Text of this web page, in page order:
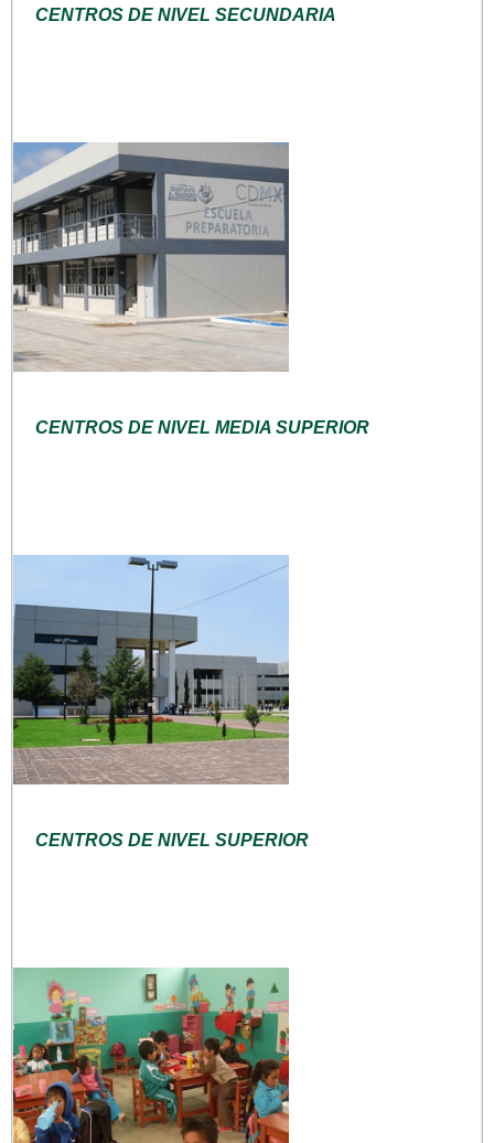
CENTROS DE NIVEL SECUNDARIA
CENTROS DE NIVEL MEDIA SUPERIOR
CENTROS DE NIVEL SUPERIOR